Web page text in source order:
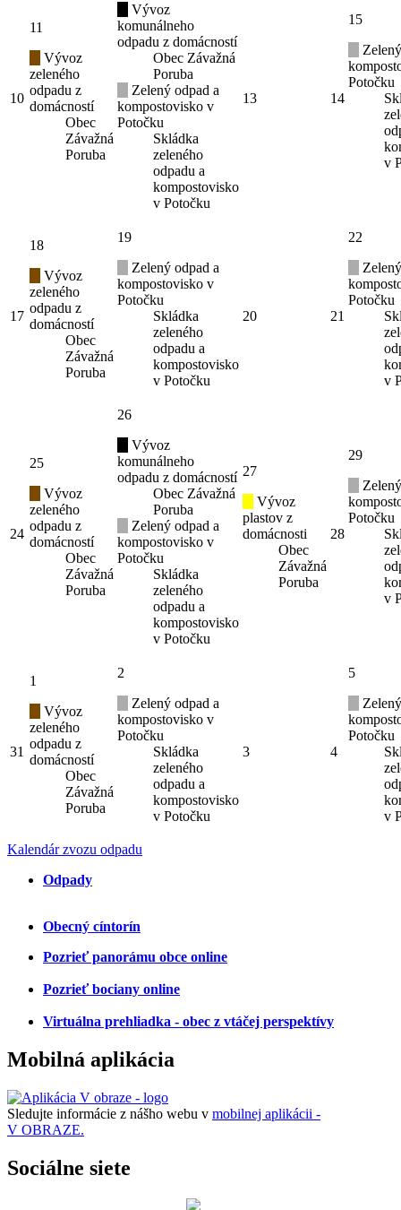
10
11
Vývoz
zeleného
odpadu z
domácností
Obec
Závažná
Poruba
Vývoz
komunálneho
odpadu z domácností
Obec Závažná
Poruba
Zelený odpad a
kompostovisko v
Potočku
Skládka
zeleného
odpadu a
kompostovisko
v Potočku
13 14
15
Potočku
v
17
18
Vývoz
zeleného
odpadu z
domácností
Obec
Závažná
Poruba
19
Zelený odpad a
kompostovisko v
Potočku
Skládka
zeleného
odpadu a
kompostovisko
v Potočku
20 21
22
Potočku
v
24
25
Vývoz
zeleného
odpadu z
domácností
Obec
Závažná
Poruba
26
Vývoz
komunálneho
odpadu z domácností
Obec Závažná
Poruba
Zelený odpad a
kompostovisko v
Potočku
Skládka
zeleného
odpadu a
kompostovisko
v Potočku
27
Vývoz
plastov z
domácnosti
Obec
Závažná
Poruba
28
29
Potočku
v
31
1
Vývoz
zeleného
odpadu z
domácností
Obec
Závažná
Poruba
2
Zelený odpad a
kompostovisko v
Potočku
Skládka
zeleného
odpadu a
kompostovisko
v Potočku
3 4
5
Potočku
v
Kalendár zvozu odpadu
Odpady
Obecný cíntorín
Pozrieť panorámu obce online
Pozrieť bociany online
Virtuálna prehliadka - obec z vtáčej perspektívy
Mobilná aplikácia
Sledujte informácie z nášho webu v mobilnej aplikácii -
V OBRAZE.
Sociálne siete